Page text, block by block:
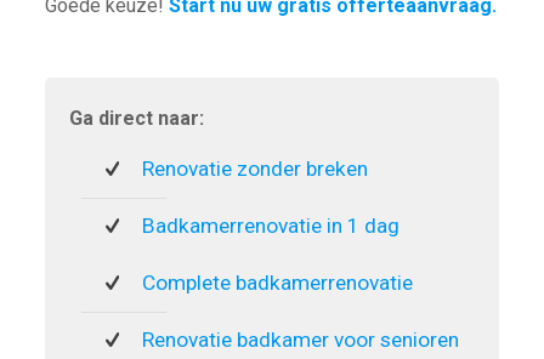
Goede keuze! Start nu uw gratis offerteaanvraag.
Ga direct naar:
Renovatie zonder breken
Badkamerrenovatie in 1 dag
Complete badkamerrenovatie
Renovatie badkamer voor senioren